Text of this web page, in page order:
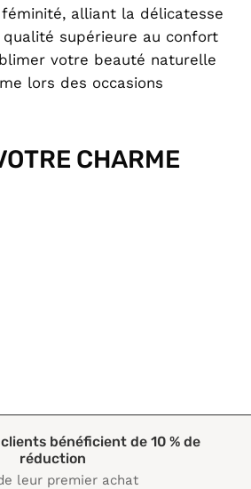
alliant la délicatesse
supérieure au confort
votre beauté naturelle
lors des occasions
CHARME
bénéficient de 10 % de
réduction
leur premier achat